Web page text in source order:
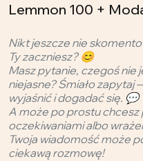
Lemmon 100 +
Nikt jeszcze nie
Ty zaczniesz? 😊
Masz pytanie, czegoś nie
niejasne? Śmiało zapytaj
wyjaśnić i dogadać się. 💬
A może po prostu chcesz
oczekiwaniami albo
Twoja wiadomość może
ciekawą rozmowę!